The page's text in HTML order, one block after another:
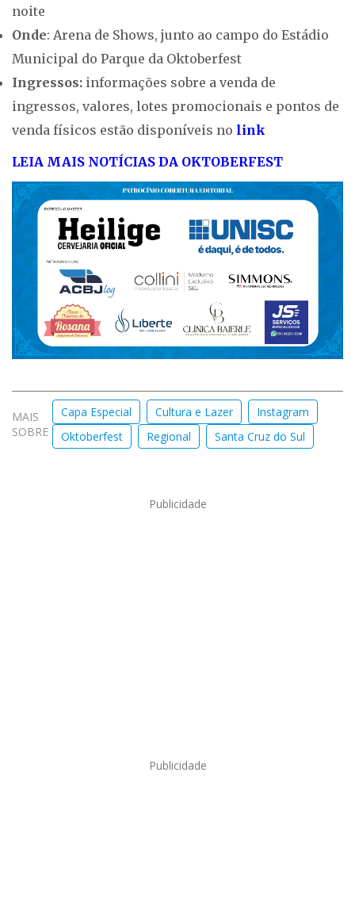
noite
Onde: Arena de Shows, junto ao campo do Estádio
Municipal do Parque da Oktoberfest
Ingressos: informações sobre a venda de
ingressos, valores, lotes promocionais e pontos de
venda físicos estão disponíveis no link
LEIA MAIS NOTÍCIAS DA OKTOBERFEST
MAIS
SOBRE
Capa Especial Cultura e Lazer
Instagram
Oktoberfest
Regional Santa Cruz do Sul
Publicidade
Publicidade